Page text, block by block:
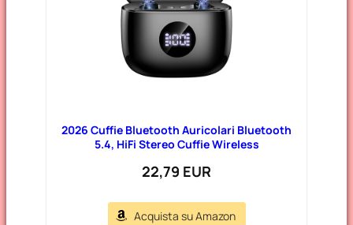
2026 Cuffie Bluetooth Auricolari Bluetooth
5.4, HiFi Stereo Cuffie Wireless
22,79 EUR
Acquista su Amazon